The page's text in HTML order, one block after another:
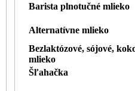
Barista plnotučné mlieko
Alternatívne mlieko
Bezlaktózové, sójové,
mlieko
Šľahačka